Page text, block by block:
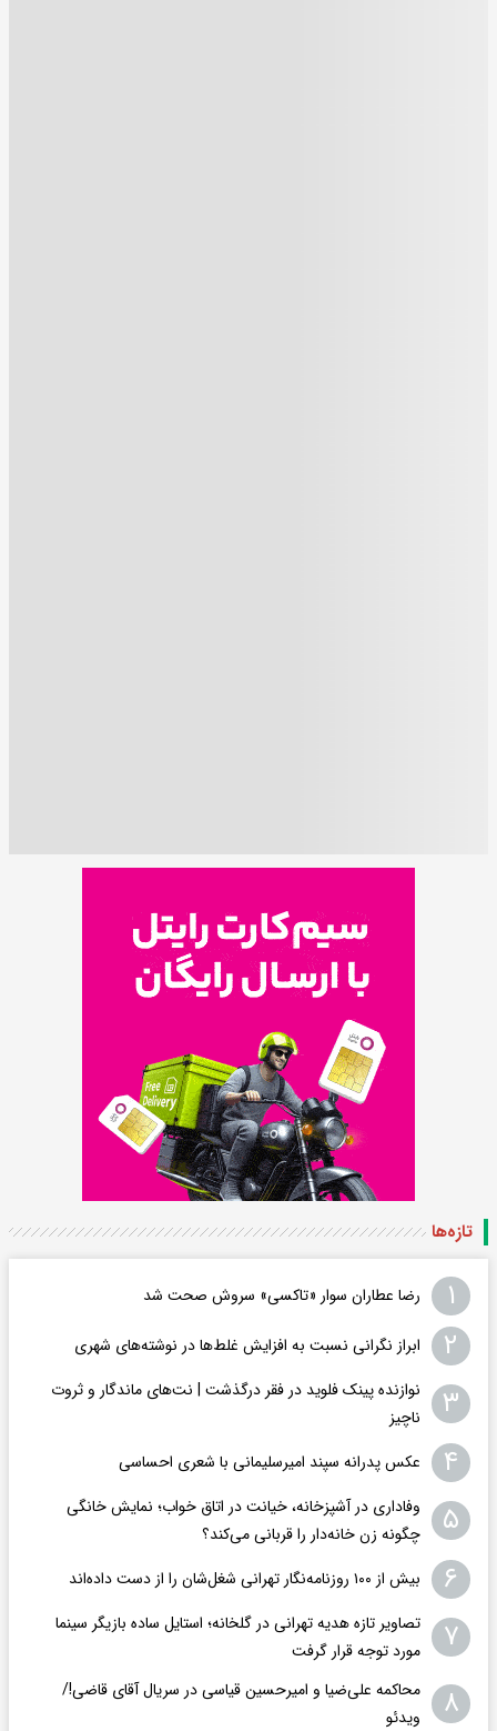
تازه‌ها
۱ رضا عطاران سوار «تاکسی» سروش صحت شد
۲ ابراز نگرانی نسبت به افزایش غلط‌ها در نوشته‌های شهری
۳
نوازنده پینک فلوید در فقر درگذشت | نت‌های ماندگار و ثروت
ناچیز
۴ عکس پدرانه سپند امیرسلیمانی با شعری احساسی
۵
وفاداری در آشپزخانه، خیانت در اتاق خواب؛ نمایش خانگی
چگونه زن خانه‌دار را قربانی می‌کند؟
۶ بیش از ۱۰۰ روزنامه‌نگار تهرانی شغل‌شان را از دست داده‌اند
۷
تصاویر تازه هدیه تهرانی در گلخانه؛ استایل ساده بازیگر سینما
مورد توجه قرار گرفت
۸
محاکمه علی‌ضیا و امیرحسین قیاسی در سریال آقای قاضی!/
ویدئو